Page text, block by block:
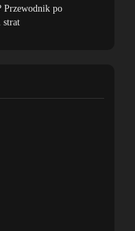
Przewodnik po
strat